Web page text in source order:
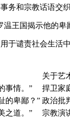
务和宗教话语交织
温王国揭示他的卑
于谴责社会生活中
关于艺
事情。”
捍卫家
的卑鄙？” 政治批
之道。”
宗教演